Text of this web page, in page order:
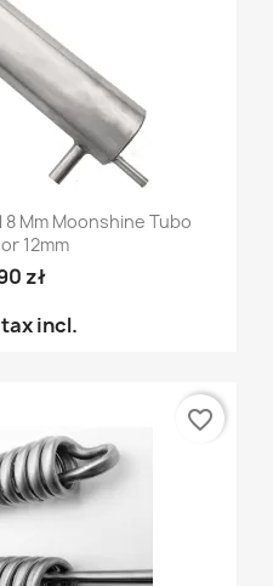
8 Mm Moonshine Tubo
12mm
zł
tax incl.
favorite_border